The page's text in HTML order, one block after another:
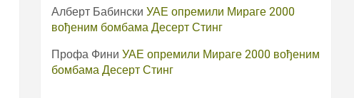
Алберт Бабински УАЕ опремили Мираге 2000
вођеним бомбама Десерт Стинг
Профа Фини УАЕ опремили Мираге 2000 вођеним
бомбама Десерт Стинг